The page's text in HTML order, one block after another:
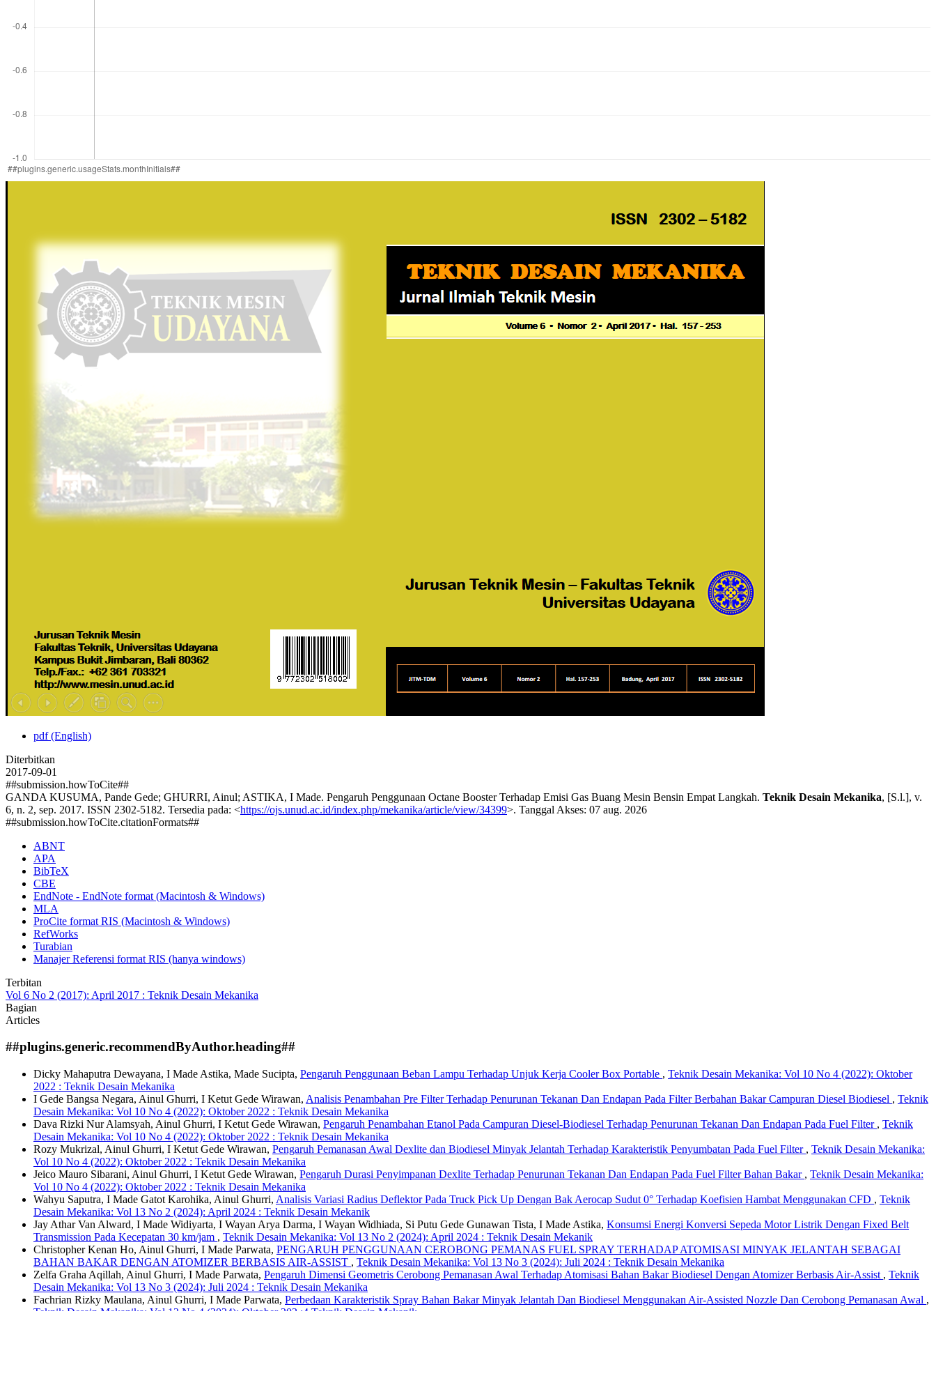
pdf (English)
Diterbitkan
2017-09-01
##submission.howToCite##
GANDA KUSUMA, Pande Gede; GHURRI, Ainul; ASTIKA, I Made. Pengaruh Penggunaan Octane Booster Terhadap Emisi Gas Buang Mesin Bensin Empat Langkah. Teknik Desain Mekanika, [S.l.], v.
6, n. 2, sep. 2017. ISSN 2302-5182. Tersedia pada: <https://ojs.unud.ac.id/index.php/mekanika/article/view/34399>. Tanggal Akses: 07 aug. 2026
##submission.howToCite.citationFormats##
ABNT
APA
BibTeX
CBE
EndNote - EndNote format (Macintosh & Windows)
MLA
ProCite format RIS (Macintosh & Windows)
RefWorks
Turabian
Manajer Referensi format RIS (hanya windows)
Terbitan
Vol 6 No 2 (2017): April 2017 : Teknik Desain Mekanika
Bagian
Articles
##plugins.generic.recommendByAuthor.heading##
Dicky Mahaputra Dewayana, I Made Astika, Made Sucipta, Pengaruh Penggunaan Beban Lampu Terhadap Unjuk Kerja Cooler Box Portable , Teknik Desain Mekanika: Vol 10 No 4 (2022): Oktober
2022 : Teknik Desain Mekanika
I Gede Bangsa Negara, Ainul Ghurri, I Ketut Gede Wirawan, Analisis Penambahan Pre Filter Terhadap Penurunan Tekanan Dan Endapan Pada Filter Berbahan Bakar Campuran Diesel Biodiesel , Teknik
Desain Mekanika: Vol 10 No 4 (2022): Oktober 2022 : Teknik Desain Mekanika
Dava Rizki Nur Alamsyah, Ainul Ghurri, I Ketut Gede Wirawan, Pengaruh Penambahan Etanol Pada Campuran Diesel-Biodiesel Terhadap Penurunan Tekanan Dan Endapan Pada Fuel Filter , Teknik
Desain Mekanika: Vol 10 No 4 (2022): Oktober 2022 : Teknik Desain Mekanika
Rozy Mukrizal, Ainul Ghurri, I Ketut Gede Wirawan, Pengaruh Pemanasan Awal Dexlite dan Biodiesel Minyak Jelantah Terhadap Karakteristik Penyumbatan Pada Fuel Filter , Teknik Desain Mekanika:
Vol 10 No 4 (2022): Oktober 2022 : Teknik Desain Mekanika
Jeico Mauro Sibarani, Ainul Ghurri, I Ketut Gede Wirawan, Pengaruh Durasi Penyimpanan Dexlite Terhadap Penurunan Tekanan Dan Endapan Pada Fuel Filter Bahan Bakar , Teknik Desain Mekanika:
Vol 10 No 4 (2022): Oktober 2022 : Teknik Desain Mekanika
Wahyu Saputra, I Made Gatot Karohika, Ainul Ghurri, Analisis Variasi Radius Deflektor Pada Truck Pick Up Dengan Bak Aerocap Sudut 0° Terhadap Koefisien Hambat Menggunakan CFD , Teknik
Desain Mekanika: Vol 13 No 2 (2024): April 2024 : Teknik Desain Mekanik
Jay Athar Van Alward, I Made Widiyarta, I Wayan Arya Darma, I Wayan Widhiada, Si Putu Gede Gunawan Tista, I Made Astika, Konsumsi Energi Konversi Sepeda Motor Listrik Dengan Fixed Belt
Transmission Pada Kecepatan 30 km/jam , Teknik Desain Mekanika: Vol 13 No 2 (2024): April 2024 : Teknik Desain Mekanik
Christopher Kenan Ho, Ainul Ghurri, I Made Parwata, PENGARUH PENGGUNAAN CEROBONG PEMANAS FUEL SPRAY TERHADAP ATOMISASI MINYAK JELANTAH SEBAGAI
BAHAN BAKAR DENGAN ATOMIZER BERBASIS AIR-ASSIST , Teknik Desain Mekanika: Vol 13 No 3 (2024): Juli 2024 : Teknik Desain Mekanika
Zelfa Graha Aqillah, Ainul Ghurri, I Made Parwata, Pengaruh Dimensi Geometris Cerobong Pemanasan Awal Terhadap Atomisasi Bahan Bakar Biodiesel Dengan Atomizer Berbasis Air-Assist , Teknik
Desain Mekanika: Vol 13 No 3 (2024): Juli 2024 : Teknik Desain Mekanika
Fachrian Rizky Maulana, Ainul Ghurri, I Made Parwata, Perbedaan Karakteristik Spray Bahan Bakar Minyak Jelantah Dan Biodiesel Menggunakan Air-Assisted Nozzle Dan Cerobong Pemanasan Awal ,
Teknik Desain Mekanika: Vol 13 No 4 (2024): Oktober 202 :4 Teknik Desain Mekanik